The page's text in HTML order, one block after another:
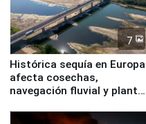
7
Histórica sequía en Europa
afecta cosechas,
navegación fluvial y plantas